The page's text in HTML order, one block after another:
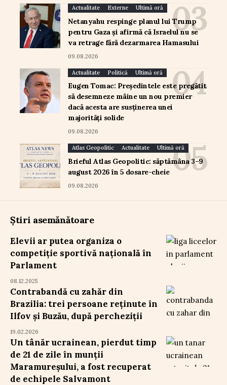
Actualitate Externe Ultimă oră
Netanyahu respinge planul lui Trump
pentru Gaza și afirmă că Israelul nu se
va retrage fără dezarmarea Hamasului
09.08.2026
Actualitate Politică Ultimă oră
Eugen Tomac: Președintele este pregătit
să desemneze mâine un nou premier
dacă acesta are susținerea unei
majorități solide
09.08.2026
Atlas Geopolitic Actualitate Ultimă oră
Brieful Atlas Geopolitic: săptămâna 3–9
august 2026 în 5 dosare-cheie
09.08.2026
Știri asemănătoare
Elevii ar putea organiza o
competiție sportivă națională în
Parlament
08.12.2025
Contrabandă cu zahăr din
Brazilia: trei persoane reținute în
Ilfov și Buzău, după percheziții
19.02.2026
Un tânăr ucrainean, pierdut timp
de 21 de zile în munții
Maramureșului, a fost recuperat
de echipele Salvamont